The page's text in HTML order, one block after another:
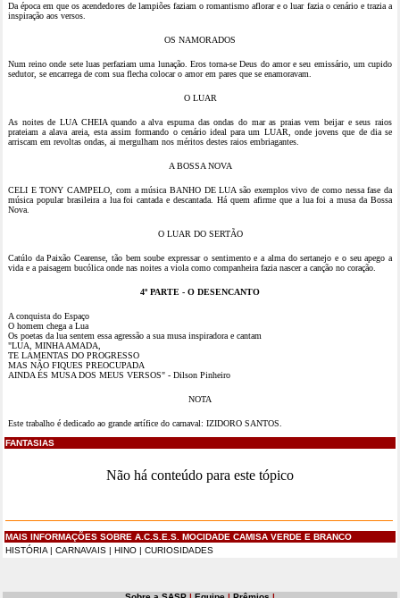
Da época em que os acendedores de lampiões faziam o romantismo aflorar e o luar fazia o cenário e trazia a
inspiração aos versos.
OS NAMORADOS
Num reino onde sete luas perfaziam uma lunação. Eros torna-se Deus do amor e seu emissário, um cupido
sedutor, se encarrega de com sua flecha colocar o amor em pares que se enamoravam.
O LUAR
As noites de LUA CHEIA quando a alva espuma das ondas do mar as praias vem beijar e seus raios
prateiam a alava areia, esta assim formando o cenário ideal para um LUAR, onde jovens que de dia se
arriscam em revoltas ondas, ai mergulham nos méritos destes raios embriagantes.
A BOSSA NOVA
CELI E TONY CAMPELO, com a música BANHO DE LUA são exemplos vivo de como nessa fase da
música popular brasileira a lua foi cantada e descantada. Há quem afirme que a lua foi a musa da Bossa
Nova.
O LUAR DO SERTÃO
Catúlo da Paixão Cearense, tão bem soube expressar o sentimento e a alma do sertanejo e o seu apego a
vida e a paisagem bucólica onde nas noites a viola como companheira fazia nascer a canção no coração.
4º PARTE - O DESENCANTO
A conquista do Espaço
O homem chega a Lua
Os poetas da lua sentem essa agressão a sua musa inspiradora e cantam
"LUA, MINHA AMADA,
TE LAMENTAS DO PROGRESSO
MAS NÃO FIQUES PREOCUPADA
AINDA ÉS MUSA DOS MEUS VERSOS" - Dilson Pinheiro
NOTA
Este trabalho é dedicado ao grande artífice do carnaval: IZIDORO SANTOS.
FANTASIAS
Não há conteúdo para este tópico
MAIS INFORMAÇÕES SOBRE A.C.S.E.S. MOCIDADE CAMISA VERDE E BRANCO
HISTÓRIA | CARNAVAIS | HINO | CURIOSIDADES